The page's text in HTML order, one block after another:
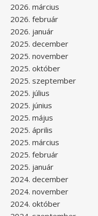
2026. március
2026. február
2026. január
2025. december
2025. november
2025. október
2025. szeptember
2025. július
2025. június
2025. május
2025. április
2025. március
2025. február
2025. január
2024. december
2024. november
2024. október